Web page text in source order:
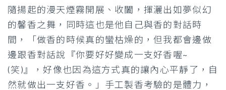
隨揚起的漫天煙霧開展、收闔，揮灑出如夢似幻
的馨香之舞，同時這也是他自己與香的對話時
間，「做香的時候真的蠻枯燥的，但我都會邊做
邊跟香對話說『你要好好變成一支好香喔~
(笑)』，好像也因為這方式真的讓內心平靜了，自
然就做出一支好香。」手工製香考驗的是體力，